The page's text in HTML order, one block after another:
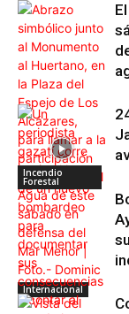
Internacional
Incendio
Forestal